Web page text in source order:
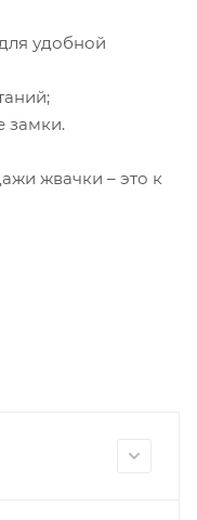
удобной
замки.
жвачки – это к